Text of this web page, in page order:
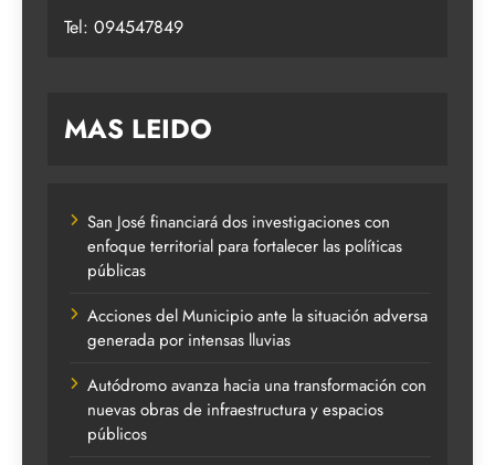
Tel: 094547849
MAS LEIDO
San José financiará dos investigaciones con
enfoque territorial para fortalecer las políticas
públicas
Acciones del Municipio ante la situación adversa
generada por intensas lluvias
Autódromo avanza hacia una transformación con
nuevas obras de infraestructura y espacios
públicos